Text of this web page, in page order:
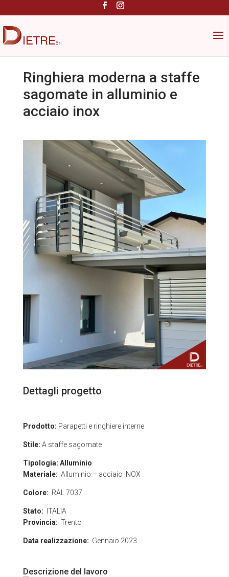
Ringhiera moderna a staffe
sagomate in alluminio e
acciaio inox
Dettagli progetto
Prodotto: Parapetti e ringhiere interne
Stile: A staffe sagomate
Tipologia: Alluminio
Materiale: Alluminio – acciaio INOX
Colore: RAL 7037
Stato: ITALIA
Provincia: Trento
Data realizzazione: Gennaio 2023
Descrizione del lavoro